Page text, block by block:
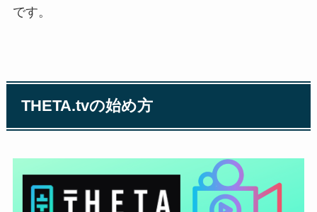
です。
THETA.tvの始め方